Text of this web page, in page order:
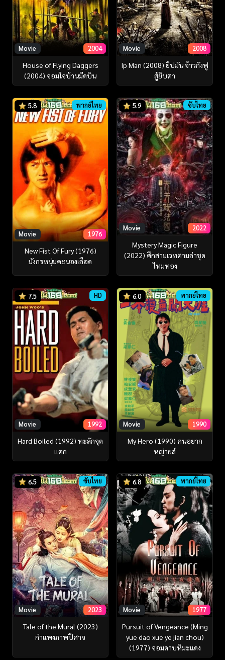
Movie 2004
House of Flying Daggers
(2004) จอมใจบ้านมีดบิน
Movie 2008
Ip Man (2008) ยิปมัน จ้าวกังฟู
สู้ยิบตา
5.8 พากย์ไทย
Movie 1976
New Fist Of Fury (1976)
มังกรหนุ่มคะนองเลือด
5.9 ซับไทย
Movie 2022
Mystery Magic Figure
(2022) ศึกสามเวทตามล่าชุด
ไหมทอง
7.5 HD
Movie 1992
Hard Boiled (1992) ทะลักจุด
แตก
6.0 พากย์ไทย
Movie 1990
My Hero (1990) คนอยาก
หญ่ายส์
6.5 ซับไทย
Movie 2023
Tale of the Mural (2023)
กำแพงภาพปีศาจ
6.8 พากย์ไทย
Movie 1977
Pursuit of Vengeance (Ming
yue dao xue ye jian chou)
(1977) จอมดาบหิมะแดง